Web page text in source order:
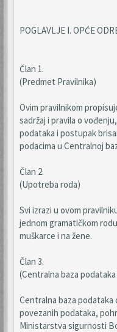
POGLAVLJE I. OPĆE
Član 1.
(Predmet Pravilnika)
Ovim pravilnikom
sadržaj i pravila o
podataka i postupak
podacima u Centralnoj
Član 2.
(Upotreba roda)
Svi izrazi u ovom
jednom gramatičkom
muškarce i na žene.
Član 3.
(Centralna baza
Centralna baza
povezanih podataka,
Ministarstva sigurnosti